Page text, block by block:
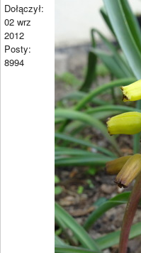
Dołączył:
02 wrz
2012
Posty:
8994